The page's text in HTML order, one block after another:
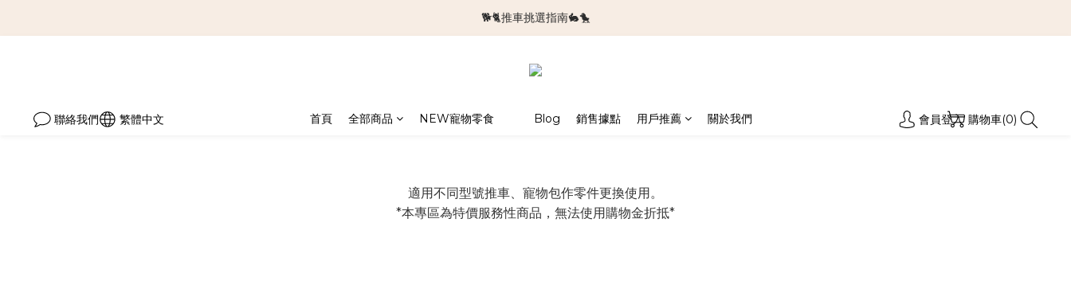
🆕新品上架🆕
🐕🐈推車挑選指南🐇🐤
聯絡我們 繁體中文 首頁 全部商品 NEW寵物零食 Blog 銷售據點 用戶推薦 關於我們 會員登入 購物車(0)
適用不同型號推車、寵物包作零件更換使用。
*本專區為特價服務性商品，無法使用購物金折抵*